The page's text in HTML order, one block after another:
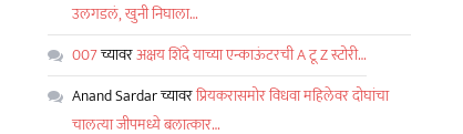
उलगडलं, खुनी निघाला…
007च्यावरअक्षय शिंदे याच्या एन्काऊंटरची A टू Z स्टोरी…
Anand Sardarच्यावरप्रियकरासमोर विधवा महिलेवर दोघांचा
चालत्या जीपमध्ये बलात्कार…